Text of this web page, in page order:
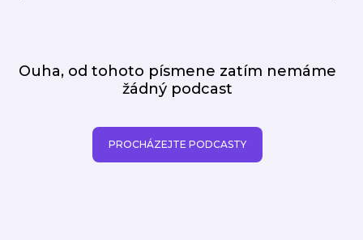
Ouha, od tohoto písmene zatím nemáme
žádný podcast
PROCHÁZEJTE PODCASTY